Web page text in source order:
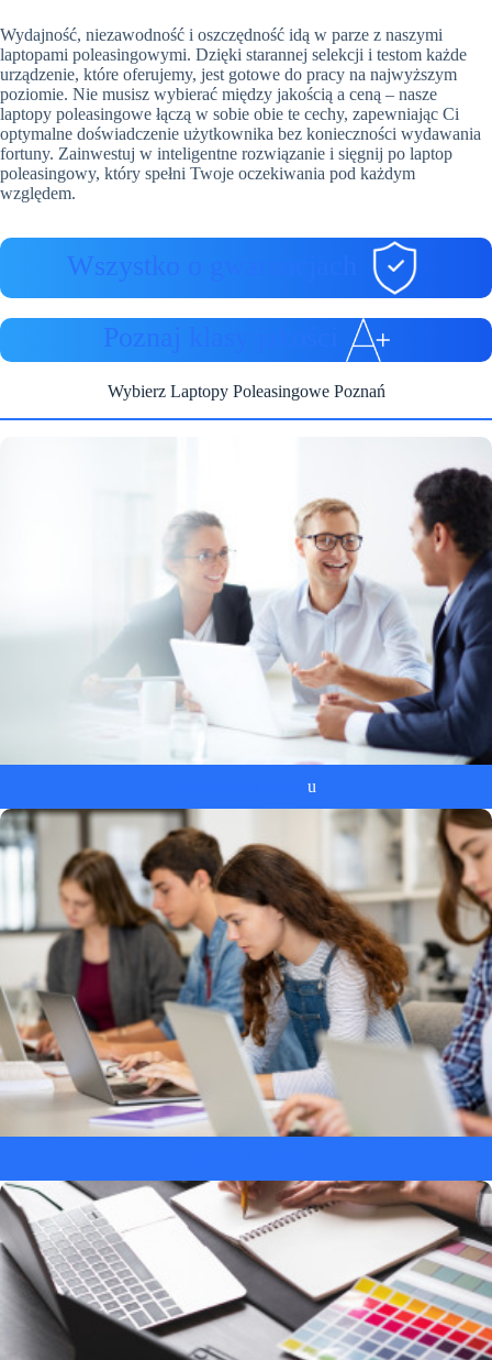
Wydajność, niezawodność i oszczędność idą w parze z naszymi
laptopami poleasingowymi. Dzięki starannej selekcji i testom każde
urządzenie, które oferujemy, jest gotowe do pracy na najwyższym
poziomie. Nie musisz wybierać między jakością a ceną – nasze
laptopy poleasingowe łączą w sobie obie te cechy, zapewniając Ci
optymalne doświadczenie użytkownika bez konieczności wydawania
fortuny. Zainwestuj w inteligentne rozwiązanie i sięgnij po laptop
poleasingowy, który spełni Twoje oczekiwania pod każdym
względem.
Wszystko o gwarancjach
Poznaj klasy jakości
Wybierz Laptopy Poleasingowe Poznań
u